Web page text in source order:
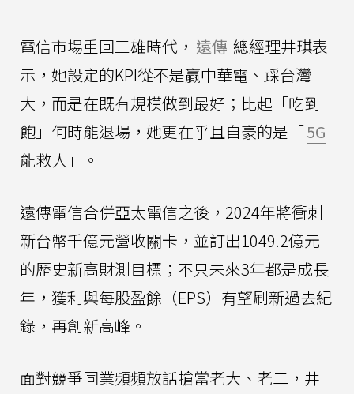
電信市場重回三雄時代， 遠傳 總經理井琪表
示，她設定的KPI從不是贏中華電、踩台灣
大，而是在既有規模做到最好；比起「吃到
飽」何時能退場，她更在乎且自豪的是「5G
能救人」。
遠傳電信合併亞太電信之後，2024年將衝刺
新台幣千億元營收關卡，並訂出1049.2億元
的歷史新高財測目標；不只未來3年都是成長
年，獲利與每股盈餘（EPS）有望刷新過去紀
錄，再創新高峰。
面對競爭同業頻頻放話搶當老大、老二，井